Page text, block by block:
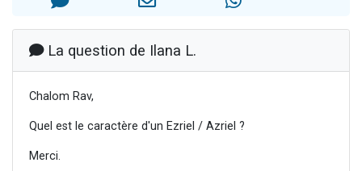
La question de Ilana L.
Chalom Rav,
Quel est le caractère d'un Ezriel / Azriel ?
Merci.